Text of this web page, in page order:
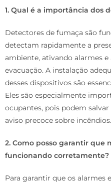
1. Qual é a importância dos
Detectores de fumaça são
detectam rapidamente a
ambiente, ativando alarmes e
evacuação. A instalação
desses dispositivos são
Eles são especialmente
ocupantes, pois podem
aviso precoce sobre incêndios.
2. Como posso garantir que
funcionando corretamente?
Para garantir que os alarmes